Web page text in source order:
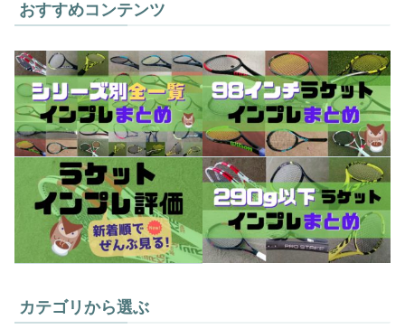
おすすめコンテンツ
カテゴリから選ぶ